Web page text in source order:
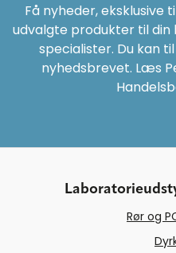
Få nyheder, eksklusive
udvalgte produkter til
specialister. Du kan
nyhedsbrevet. Læs
Rør og